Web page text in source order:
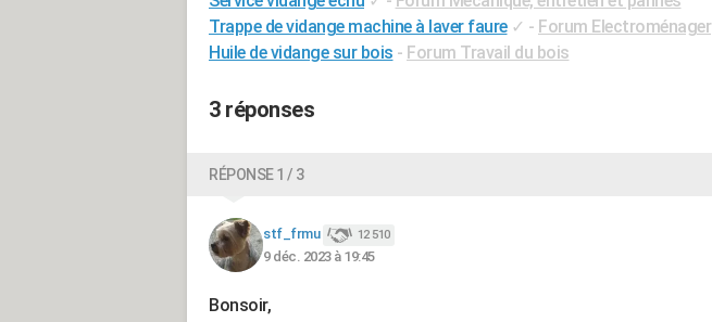
Trappe de vidange machine à laver faure ✓ - Forum Electroménager
Huile de vidange sur bois - Forum Travail du bois
3 réponses
RÉPONSE 1 / 3
stf_frmu 12 510
9 déc. 2023 à 19:45
Bonsoir,